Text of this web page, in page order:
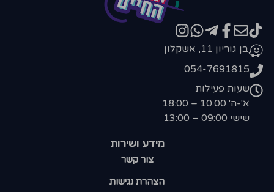
מידע ושירות
צור קשר
הצהרת נגישות
בן גוריון 11, אשקלון
054-7691815
שעות פעילות
א'-ה' 10:00 – 18:00
שישי 09:00 – 13:00